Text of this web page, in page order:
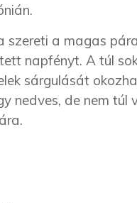
szereti a magas
napfényt. A túl
sárgulását
nedves, de nem túl